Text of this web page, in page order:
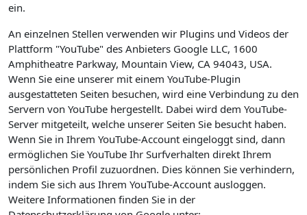
ein.
An einzelnen Stellen verwenden wir Plugins und Videos der
Plattform "YouTube" des Anbieters Google LLC, 1600
Amphitheatre Parkway, Mountain View, CA 94043, USA.
Wenn Sie eine unserer mit einem YouTube-Plugin
ausgestatteten Seiten besuchen, wird eine Verbindung zu den
Servern von YouTube hergestellt. Dabei wird dem YouTube-
Server mitgeteilt, welche unserer Seiten Sie besucht haben.
Wenn Sie in Ihrem YouTube-Account eingeloggt sind, dann
ermöglichen Sie YouTube Ihr Surfverhalten direkt Ihrem
persönlichen Profil zuzuordnen. Dies können Sie verhindern,
indem Sie sich aus Ihrem YouTube-Account ausloggen.
Weitere Informationen finden Sie in der